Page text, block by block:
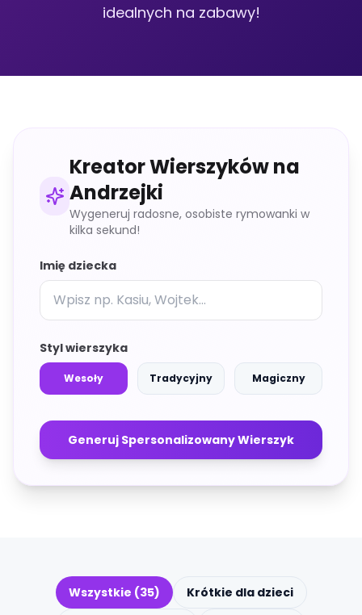
idealnych na zabawy!
Kreator Wierszyków na
Andrzejki
Wygeneruj radosne, osobiste rymowanki w
kilka sekund!
Imię dziecka
Styl wierszyka
Wesoły Tradycyjny Magiczny
Generuj Spersonalizowany Wierszyk
Wszystkie (35)
Krótkie dla dzieci